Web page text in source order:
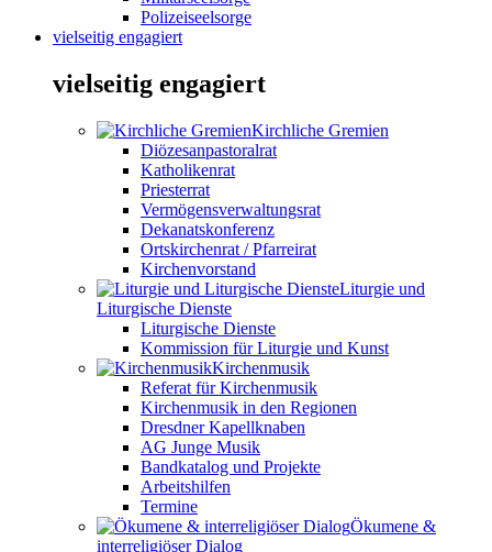
Polizeiseelsorge
vielseitig engagiert
vielseitig engagiert
Kirchliche Gremien
Diözesanpastoralrat
Katholikenrat
Priesterrat
Vermögensverwaltungsrat
Dekanatskonferenz
Ortskirchenrat / Pfarreirat
Kirchenvorstand
Liturgie und
Liturgische Dienste
Liturgische Dienste
Kommission für Liturgie und Kunst
Kirchenmusik
Referat für Kirchenmusik
Kirchenmusik in den Regionen
Dresdner Kapellknaben
AG Junge Musik
Bandkatalog und Projekte
Arbeitshilfen
Termine
Ökumene &
interreligiöser Dialog